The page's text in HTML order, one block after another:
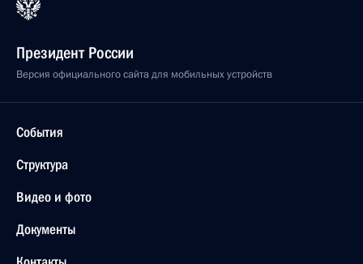
Президент России
Версия официального сайта для мобильных устройств
События
Структура
Видео и фото
Документы